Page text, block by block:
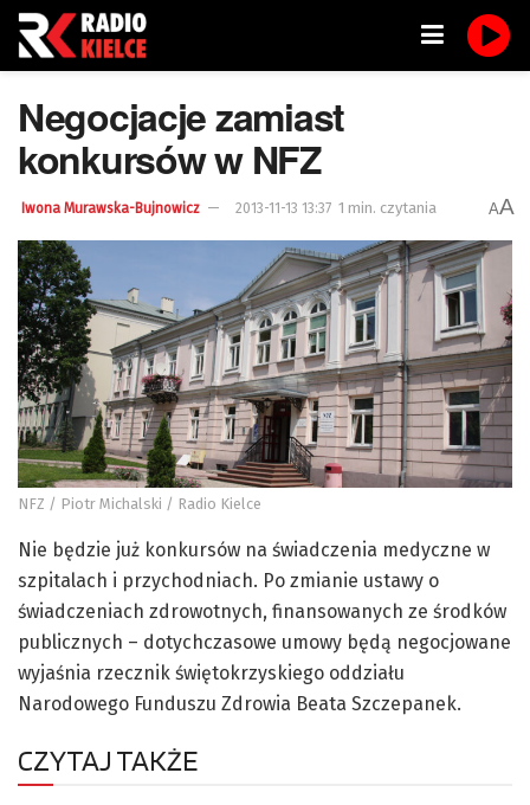
Negocjacje zamiast
konkursów w NFZ
Iwona Murawska-Bujnowicz 2013-11-13 13:37 1 min. czytania AA
NFZ / Piotr Michalski / Radio Kielce
Nie będzie już konkursów na świadczenia medyczne w
szpitalach i przychodniach. Po zmianie ustawy o
świadczeniach zdrowotnych, finansowanych ze środków
publicznych – dotychczasowe umowy będą negocjowane
wyjaśnia rzecznik świętokrzyskiego oddziału
Narodowego Funduszu Zdrowia Beata Szczepanek.
CZYTAJ TAKŻE